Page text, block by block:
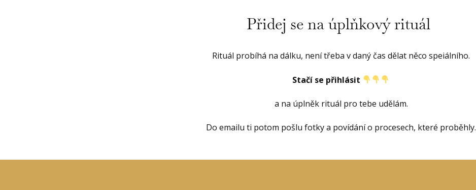
Přidej se na úplňkový rituál
Rituál probíhá na dálku, není třeba v daný čas dělat něco speiálního.
Stačí se přihlásit
a na úplněk rituál pro tebe udělám.
Do emailu ti potom pošlu fotky a povídání o procesech, které proběhly.